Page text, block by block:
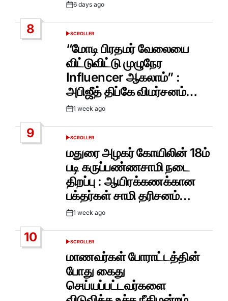
Post6 days ago
8
POSTED
IN
SCROLLER
“மோடி பிரதமர் வேலையை
விட்டுவிட்டு முழுநேர
Influencer ஆகலாம்” :
அபிஜீத் திப்கே விமர்சனம்…
Post1 week ago
9
POSTED
SCROLLER
மதுரை அழகர் கோயிலின் 18ம்
படி கருப்பண்ணசாமி நடை
திறப்பு : ஆயிரக்கணக்கான
பக்தர்கள் சாமி தரிசனம்…
Post1 week ago
10
POSTED
SCROLLER
மாணவர்கள் போராட்டத்தின்
போது கைது
செய்யப்பட்டவர்களை